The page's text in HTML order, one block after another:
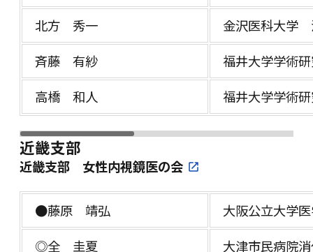
北方 秀一
金沢医科大学
斉藤 有紗
福井大学学術
高橋 和人
福井大学学術
近畿支部
近畿支部 女性内視鏡医の会
●藤原 靖弘
大阪公立大学
◎全 圭夏
大津市民病院